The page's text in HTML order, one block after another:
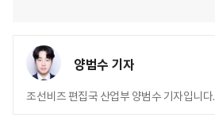
양범수 기자
조선비즈 편집국 산업부 양범수 기자입니다.